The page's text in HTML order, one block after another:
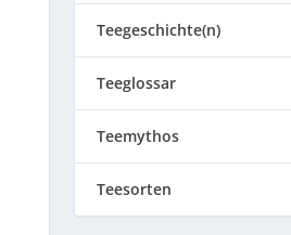
Teegeschichte(n)
Teeglossar
Teemythos
Teesorten